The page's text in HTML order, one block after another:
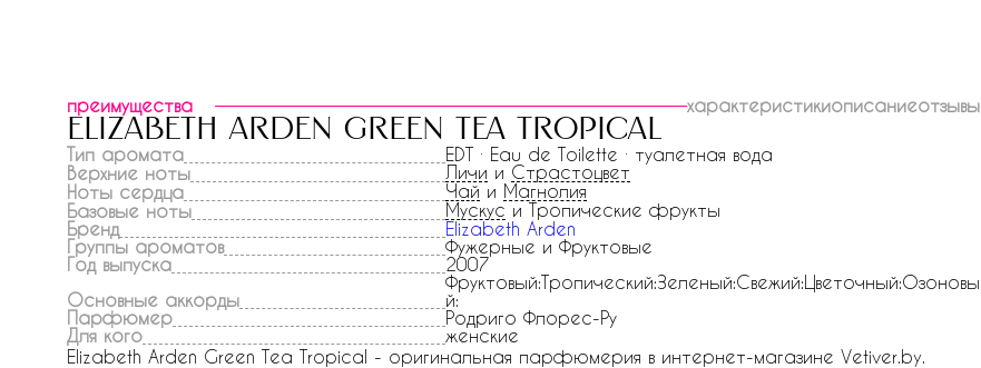
преимущества характеристикиописаниеотзывы
elizabeth arden green tea tropical
Тип аромата
EDT · Eau de Toilette · туалетная вода
Верхние ноты
Личи и Страстоцвет
Ноты сердца
Чай и Магнолия
Базовые ноты
Мускус и Тропические фрукты
Бренд
Elizabeth Arden
Группы ароматов
Фужерные и Фруктовые
Год выпуска
2007
Основные аккорды
Фруктовый:Тропический:Зеленый:Свежий:Цветочный:Озоновы
й:
Парфюмер
Родриго Флорес-Ру
Для кого
женские
Elizabeth Arden Green Tea Tropical - оригинальная парфюмерия в интернет-магазине Vetiver.by.